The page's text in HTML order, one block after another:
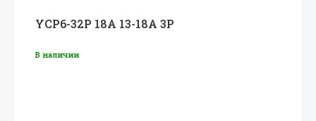
YCP6-32P 18A 13-18A 3P
В наличии